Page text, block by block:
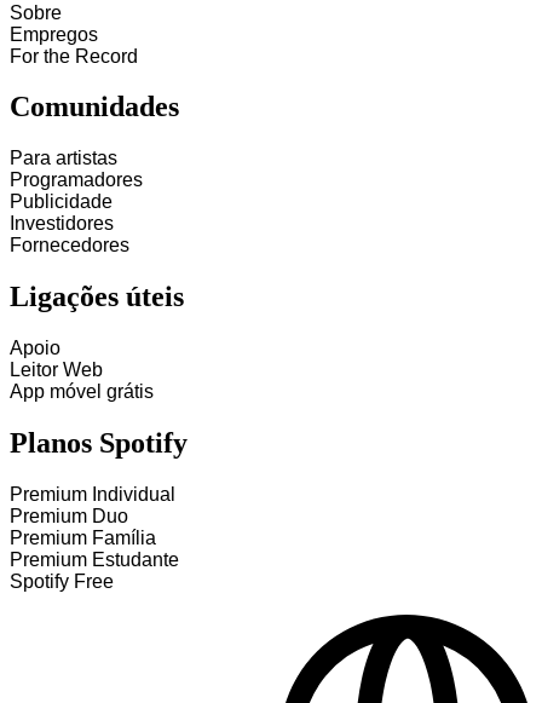
Sobre
Empregos
For the Record
Comunidades
Para artistas
Programadores
Publicidade
Investidores
Fornecedores
Ligações úteis
Apoio
Leitor Web
App móvel grátis
Planos Spotify
Premium Individual
Premium Duo
Premium Família
Premium Estudante
Spotify Free